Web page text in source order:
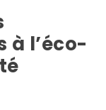
à l’éco-